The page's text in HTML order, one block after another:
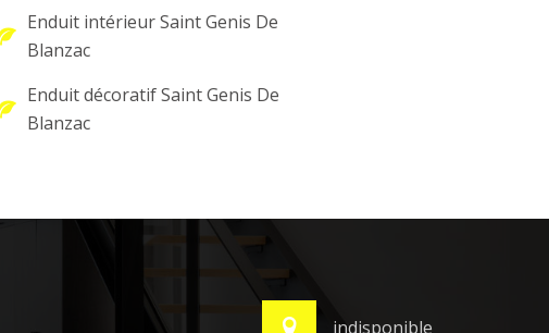
Enduit intérieur Saint Genis De
Blanzac
Enduit décoratif Saint Genis De
Blanzac
indisponible